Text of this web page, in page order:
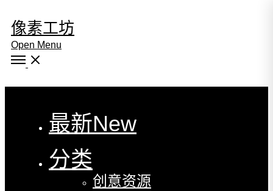
像素工坊
Open Menu
最新New
分类
创意资源